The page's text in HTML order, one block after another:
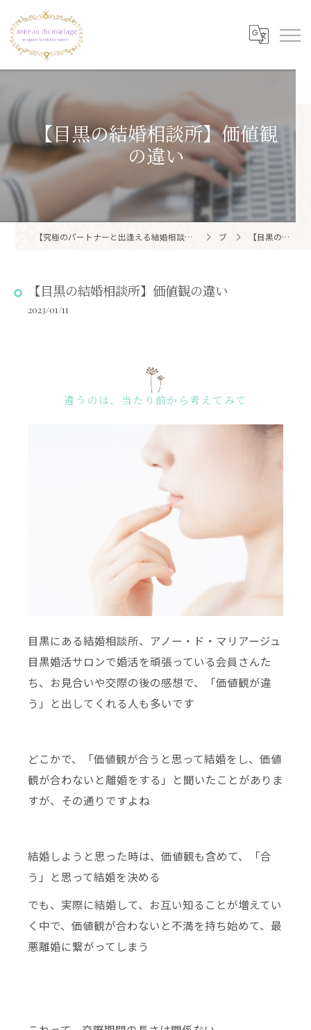
【目黒の結婚相談所】価値観
の違い
【究極のパートナーと出逢える結婚相談所】目黒区・品川区で結婚相談所ならアノー・ド・マリアージュ 目黒婚活サロン ブログ 【目黒の結婚相談所】価値観の違い
【目黒の結婚相談所】価値観の違い
2023/01/11
違うのは、当たり前から考えてみて
目黒にある結婚相談所、アノー・ド・マリアージュ
目黒婚活サロンで婚活を頑張っている会員さんた
ち、お見合いや交際の後の感想で、「価値観が違
う」と出してくれる人も多いです
どこかで、「価値観が合うと思って結婚をし、価値
観が合わないと離婚をする」と聞いたことがありま
すが、その通りですよね
結婚しようと思った時は、価値観も含めて、「合
う」と思って結婚を決める
でも、実際に結婚して、お互い知ることが増えてい
く中で、価値観が合わないと不満を持ち始めて、最
悪離婚に繋がってしまう